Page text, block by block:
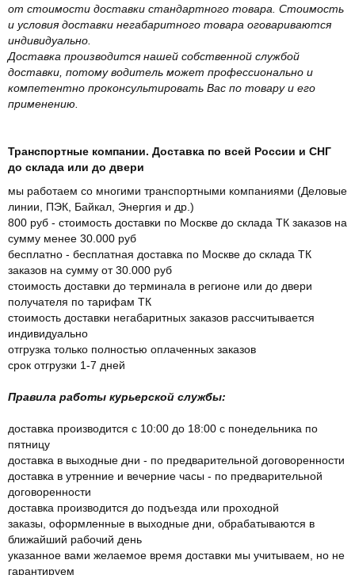
от стоимости доставки стандартного товара. Стоимость
и условия доставки негабаритного товара оговариваются
индивидуально.
Доставка производится нашей собственной службой
доставки, потому водитель может профессионально и
компетентно проконсультировать Вас по товару и его
применению.
Транспортные компании. Доставка по всей России и СНГ
до склада или до двери
мы работаем со многими транспортными компаниями (Деловые
линии, ПЭК, Байкал, Энергия и др.)
800 руб - стоимость доставки по Москве до склада ТК заказов на
сумму менее 30.000 руб
бесплатно - бесплатная доставка по Москве до склада ТК
заказов на сумму от 30.000 руб
стоимость доставки до терминала в регионе или до двери
получателя по тарифам ТК
стоимость доставки негабаритных заказов рассчитывается
индивидуально
отгрузка только полностью оплаченных заказов
срок отгрузки 1-7 дней
Правила работы курьерской службы:
доставка производится с 10:00 до 18:00 с понедельника по
пятницу
доставка в выходные дни - по предварительной договоренности
доставка в утренние и вечерние часы - по предварительной
договоренности
доставка производится до подъезда или проходной
заказы, оформленные в выходные дни, обрабатываются в
ближайший рабочий день
указанное вами желаемое время доставки мы учитываем, но не
гарантируем